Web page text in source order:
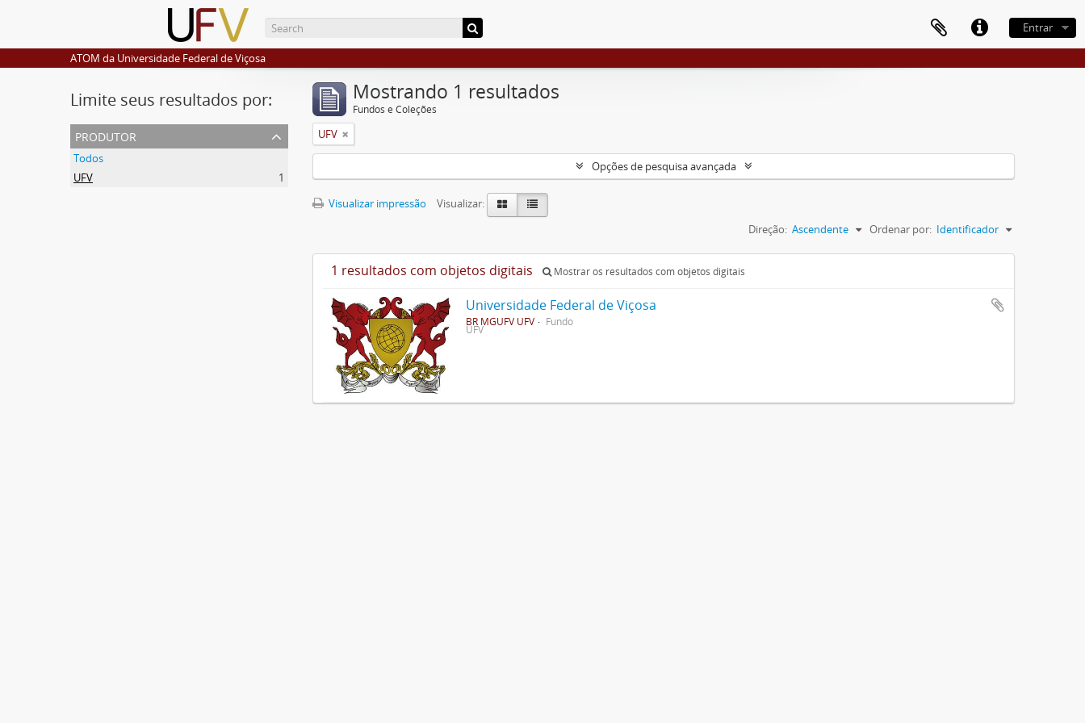
Entrar
ATOM da Universidade Federal de Viçosa
Limite seus resultados por:
produtor
Todos
UFV
1
Mostrando 1 resultados
Fundos e Coleções
UFV
Opções de pesquisa avançada
Visualizar impressão
Visualizar:
Ordenar por: Identificador
Direção: Ascendente
1 resultados com objetos digitais Mostrar os resultados com objetos digitais
Universidade Federal de Viçosa
BR MGUFV UFV Fundo
UFV